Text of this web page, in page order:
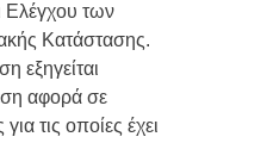
Ελέγχου των
Κατάστασης.
εξηγείται
αφορά σε
τις οποίες έχει